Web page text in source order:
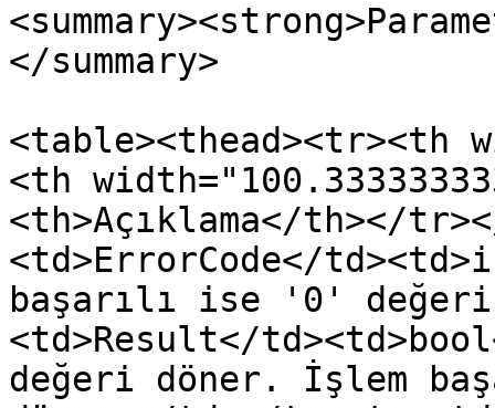
</summary>
<table><thead><tr><th
<th
<th>Açıklama</th></
<td>ErrorCode</
başarılı ise '0'
<td>Result</
değeri döner. İşlem